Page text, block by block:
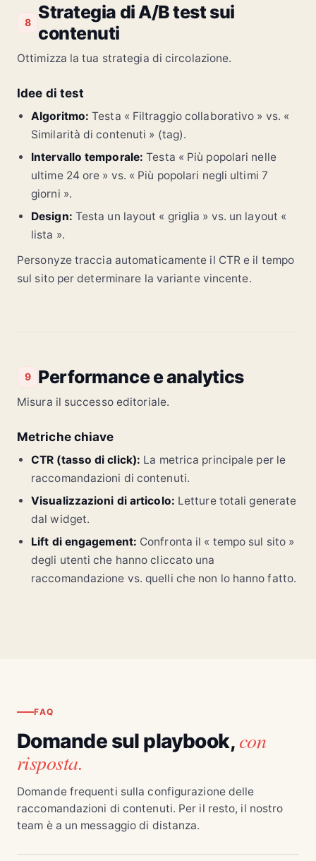
8
Strategia di A/B test sui
contenuti
Ottimizza la tua strategia di circolazione.
Idee di test
Algoritmo: Testa « Filtraggio collaborativo » vs. «
Similarità di contenuti » (tag).
Intervallo temporale: Testa « Più popolari nelle
ultime 24 ore » vs. « Più popolari negli ultimi 7
giorni ».
Design: Testa un layout « griglia » vs. un layout «
lista ».
Personyze traccia automaticamente il CTR e il tempo
sul sito per determinare la variante vincente.
9 Performance e analytics
Misura il successo editoriale.
Metriche chiave
CTR (tasso di click): La metrica principale per le
raccomandazioni di contenuti.
Visualizzazioni di articolo: Letture totali generate
dal widget.
Lift di engagement: Confronta il « tempo sul sito »
degli utenti che hanno cliccato una
raccomandazione vs. quelli che non lo hanno fatto.
FAQ
Domande sul playbook, con
risposta.
Domande frequenti sulla configurazione delle
raccomandazioni di contenuti. Per il resto, il nostro
team è a un messaggio di distanza.